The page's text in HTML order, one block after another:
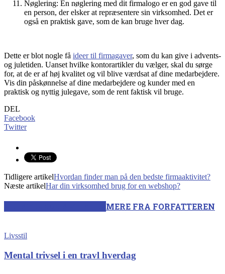
Nøglering: En nøglering med dit firmalogo er en god gave til
en person, der elsker at repræsentere sin virksomhed. Det er
også en praktisk gave, som de kan bruge hver dag.
Dette er blot nogle få ideer til firmagaver, som du kan give i advents-
og juletiden. Uanset hvilke kontorartikler du vælger, skal du sørge
for, at de er af høj kvalitet og vil blive værdsat af dine medarbejdere.
Vis din påskønnelse af dine medarbejdere og kunder med en
praktisk og nyttig julegave, som de rent faktisk vil bruge.
DEL
Facebook
Twitter
Tidligere artikelHvordan finder man på den bedste firmaaktivitet?
Næste artikelHar din virksomhed brug for en webshop?
MERE FRA FORFATTEREN
Livsstil
Mental trivsel i en travl hverdag